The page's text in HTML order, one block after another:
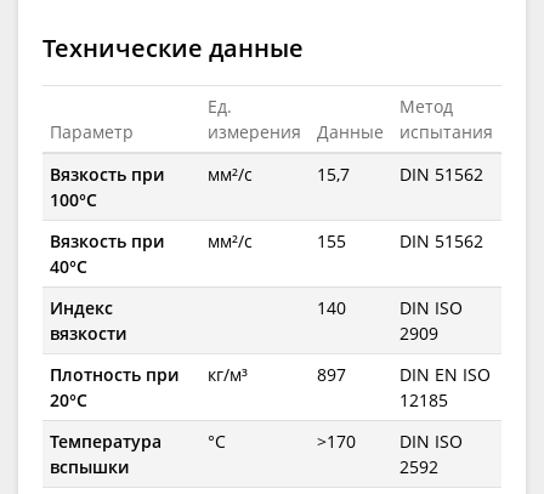
Технические данные
Параметр
Ед.
измерения
Данные
Метод
испытания
Вязкость при
100°C
мм²/с 15,7 DIN 51562
Вязкость при
40°C
мм²/с 155 DIN 51562
Индекс
вязкости
140
DIN ISO
2909
Плотность при
20°C
кг/м³ 897
DIN EN ISO
12185
Температура
вспышки
°C >170
DIN ISO
2592